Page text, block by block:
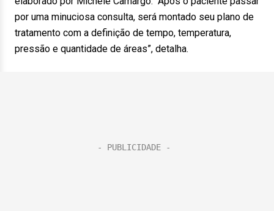
por uma minuciosa consulta, será montado seu plano de
tratamento com a definição de tempo, temperatura,
pressão e quantidade de áreas”, detalha.